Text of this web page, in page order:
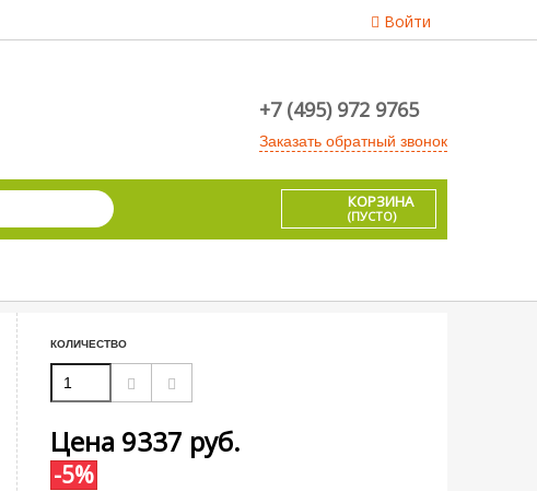
Войти
+7 (495) 972 9765
Заказать обратный звонок
КОРЗИНА
(ПУСТО)
КОЛИЧЕСТВО
Цена 9337 руб.
-5%